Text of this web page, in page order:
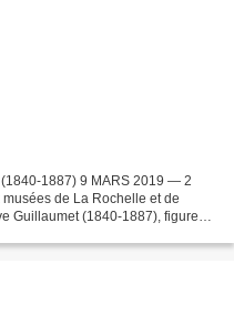
(1840-1887) 9 MARS 2019 — 2
de La Rochelle et de
Guillaumet (1840-1887), figure